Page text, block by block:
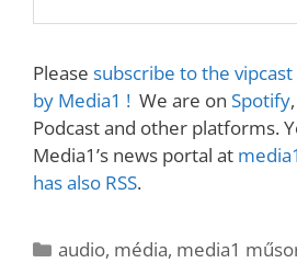
Please subscribe to the
by Media1 ! We are on Spotify,
Podcast and other platforms.
Media1’s news portal at
has also RSS.
Kategória
audio, média, media1